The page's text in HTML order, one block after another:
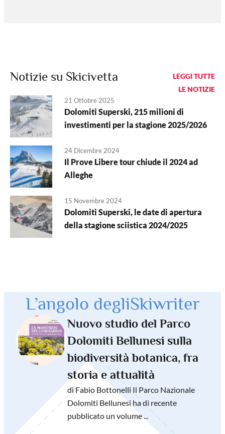
Notizie su Skicivetta
LEGGI TUTTE
LE NOTIZIE
21 Ottobre 2025
Dolomiti Superski, 215 milioni di
investimenti per la stagione 2025/2026
24 Dicembre 2024
Il Prove Libere tour chiude il 2024 ad
Alleghe
15 Novembre 2024
Dolomiti Superski, le date di apertura
della stagione sciistica 2024/2025
L’angolo degliSkiwriter
Nuovo studio del Parco
Dolomiti Bellunesi sulla
biodiversità botanica, fra
storia e attualità
di Fabio Bottonelli Il Parco Nazionale
Dolomiti Bellunesi ha di recente
pubblicato un volume ...